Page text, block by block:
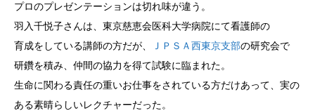
プロのプレゼンテーションは切れ味が違う。
羽入千悦子さんは、東京慈恵会医科大学病院にて看護師の
育成をしている講師の方だが、
ＪＰＳＡ西東京支部の研究会で
研鑽を積み、仲間の協力を得て試験に臨まれた。
生命に関わる責任の重いお仕事をされている方だけあって、実の
ある素晴らしいレクチャーだった。